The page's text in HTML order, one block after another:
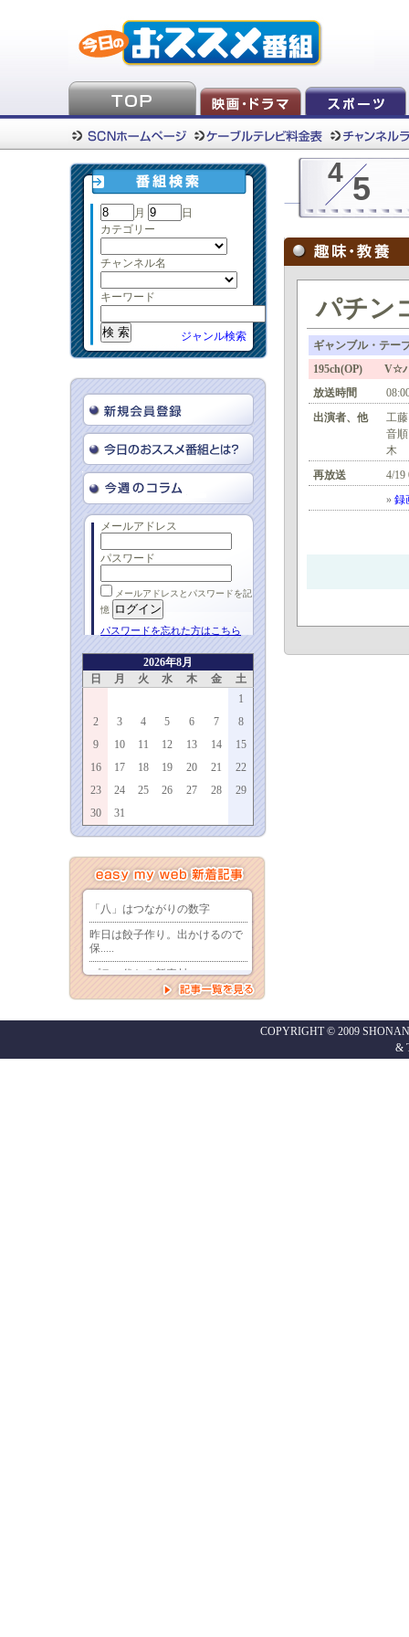
月
日
カテゴリー
チャンネル名
キーワード
ジャンル検索
メールアドレス
パスワード
メールアドレスとパスワードを記
憶
パスワードを忘れた方はこちら
2026年8月
日
月 火 水 木 金
土
1
2
3 4 5 6 7
8
9
10 11 12 13 14
15
16
17 18 19 20 21
22
23
24 25 26 27 28
29
30
31
4 5
パチン
ギャンブル・テー
195ch(OP) V☆
放送時間
出演者、他
工
音
木
再放送
4/
» 録
COPYRIGHT © 2009
&